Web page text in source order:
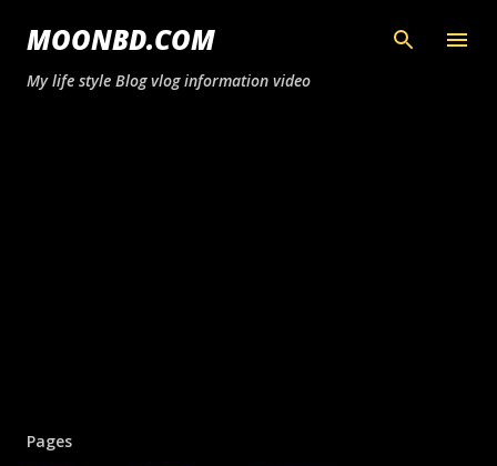
সরাসরি প্রধান সামগ্রীতে চলে যান
MOONBD.COM
My life style Blog vlog information video
Pages